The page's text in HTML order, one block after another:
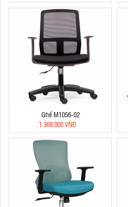
Ghế M1056-02
1.368.000 VNĐ